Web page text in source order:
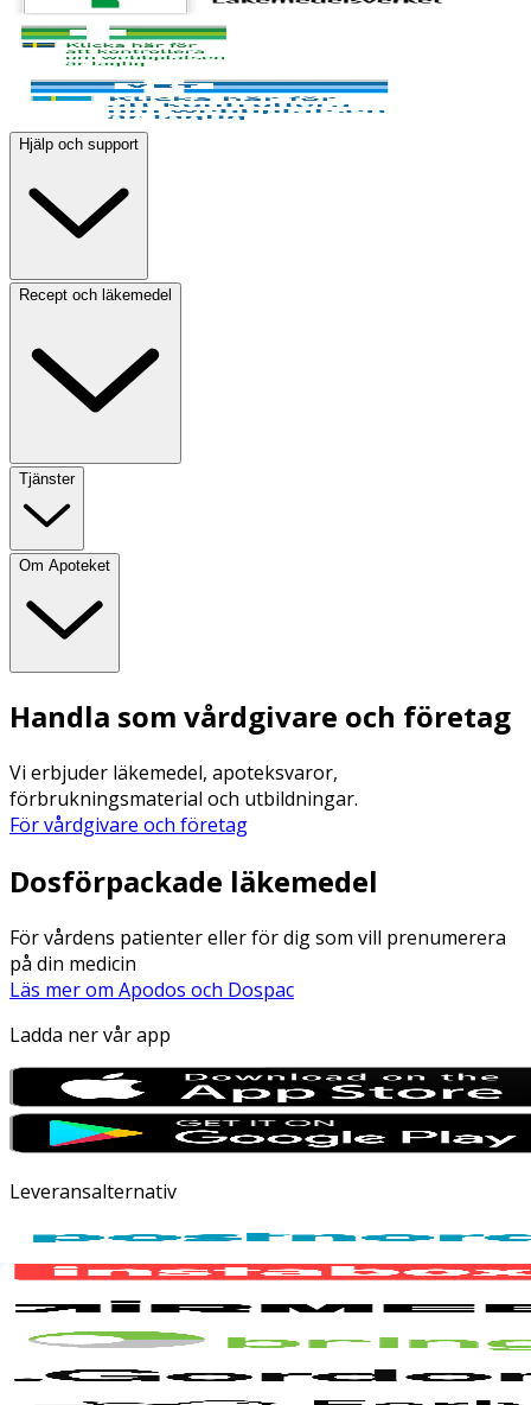
Hjälp och support
Recept och läkemedel
Tjänster
Om Apoteket
Handla som vårdgivare och företag
Vi erbjuder läkemedel, apoteksvaror,
förbrukningsmaterial och utbildningar.
För vårdgivare och företag
Dosförpackade läkemedel
För vårdens patienter eller för dig som vill prenumerera
på din medicin
Läs mer om Apodos och Dospac
Ladda ner vår app
Leveransalternativ